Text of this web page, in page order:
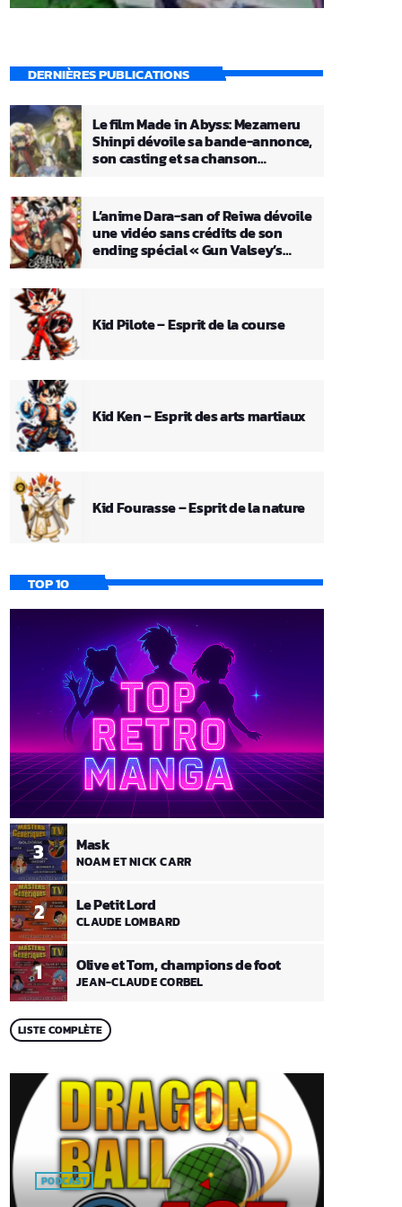
DERNIÈRES PUBLICATIONS
Le film Made in Abyss: Mezameru
Shinpi dévoile sa bande-annonce,
son casting et sa chanson
L’anime Dara-san of Reiwa dévoile
une vidéo sans crédits de son
ending spécial « Gun Valsey’s
Kid Pilote – Esprit de la course
Kid Ken – Esprit des arts martiaux
Kid Fourasse – Esprit de la nature
TOP 10
1 Olive et Tom, champions de foot
JEAN-CLAUDE CORBEL
2 Le Petit Lord
CLAUDE LOMBARD
3 Mask
NOAM ET NICK CARR
LISTE COMPLÈTE
PODCAST